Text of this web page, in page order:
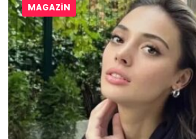
MAGAZIN